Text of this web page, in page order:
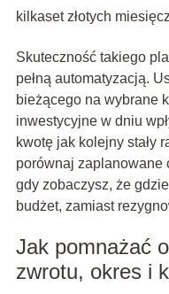
kilkaset złotych
Skuteczność takiego
pełną automatyzacją.
bieżącego na wybrane
inwestycyjne w dniu
kwotę jak kolejny stały
porównaj zaplanowane
gdy zobaczysz, że
budżet, zamiast
Jak pomnażać
zwrotu, okres i